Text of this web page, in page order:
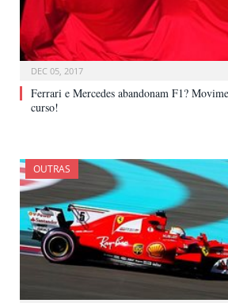
DEC 05, 2017
Ferrari e Mercedes abandonam F1?
curso!
OUTRAS